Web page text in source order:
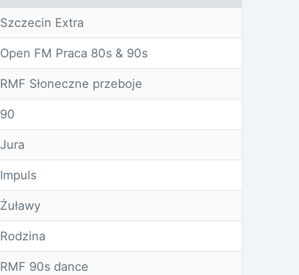
Szczecin Extra
Open FM Praca 80s & 90s
RMF Słoneczne przeboje
90
Jura
Impuls
Żuławy
Rodzina
RMF 90s dance